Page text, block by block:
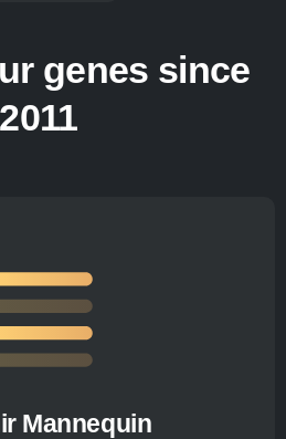
genes since
2011
Mannequin